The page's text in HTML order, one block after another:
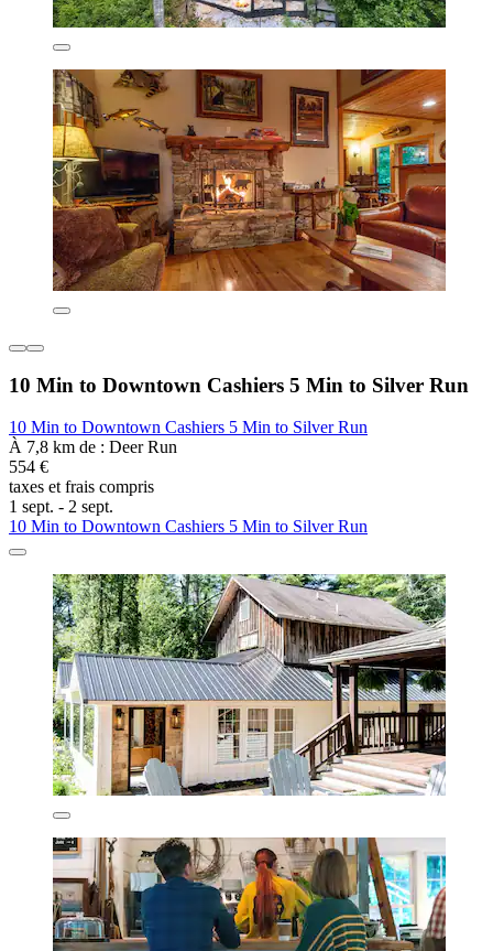
10 Min to Downtown Cashiers 5 Min to Silver Run
10 Min to Downtown Cashiers 5 Min to Silver Run
À 7,8 km de : Deer Run
554 €
taxes et frais compris
1 sept. - 2 sept.
10 Min to Downtown Cashiers 5 Min to Silver Run